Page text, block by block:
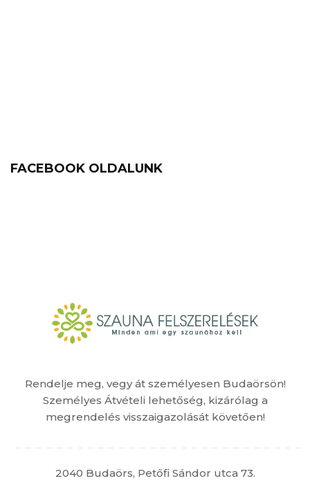
Rendelje meg, vegy át személyesen Budaörsön!
Személyes Átvételi lehetőség, kizárólag a
megrendelés visszaigazolását követően!
2040 Budaörs, Petőfi Sándor utca 73.
FACEBOOK OLDALUNK